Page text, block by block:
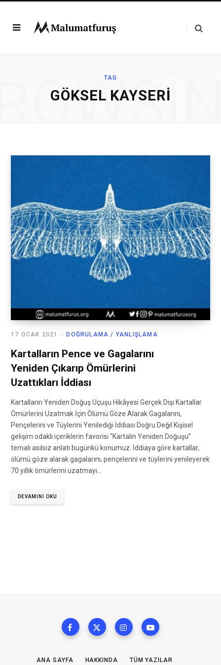
TAG
GÖKSEL KAYSERI
DOĞRULAMA / YANLIŞLAMA
17 OCAK 2021
Kartalların Pence ve Gagalarını
Yeniden Çıkarıp Ömürlerini
Uzattıkları İddiası
Kartalların Yeniden Doğuş Uçuşu Hikâyesi Gerçek Dışı Kartallar
Ömürlerini Uzatmak İçin Ölümü Göze Alarak Gagalarını,
Pençelerini ve Tüylerini Yenilediği İddiası Doğru Değil Kişisel
gelişim odaklı içeriklerin favorisi “Kartalın Yeniden Doğuşu”
temalı asılsız anlatı bugünkü konumuz. İddiaya göre kartallar,
ölümü göze alarak gagalarını, pençelerini ve tüylerini yenileyerek
70 yıllık ömürlerini uzatmayı…
DEVAMINI OKU
ANA SAYFA HAKKINDA TÜM YAZILAR